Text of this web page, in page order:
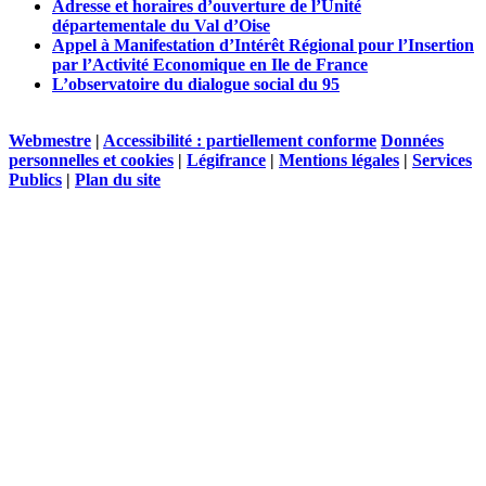
Adresse et horaires d’ouverture de l’Unité
départementale du Val d’Oise
Appel à Manifestation d’Intérêt Régional pour l’Insertion
par l’Activité Economique en Ile de France
L’observatoire du dialogue social du 95
Webmestre | Accessibilité : partiellement conforme Données
personnelles et cookies | Légifrance | Mentions légales | Services
Publics | Plan du site